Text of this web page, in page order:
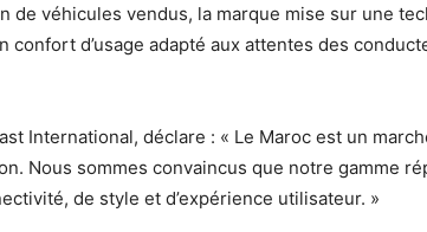
de véhicules vendus, la marque mise sur une
confort d’usage adapté aux attentes des
International, déclare : « Le Maroc est un
Nous sommes convaincus que notre gamme
de style et d’expérience utilisateur. »